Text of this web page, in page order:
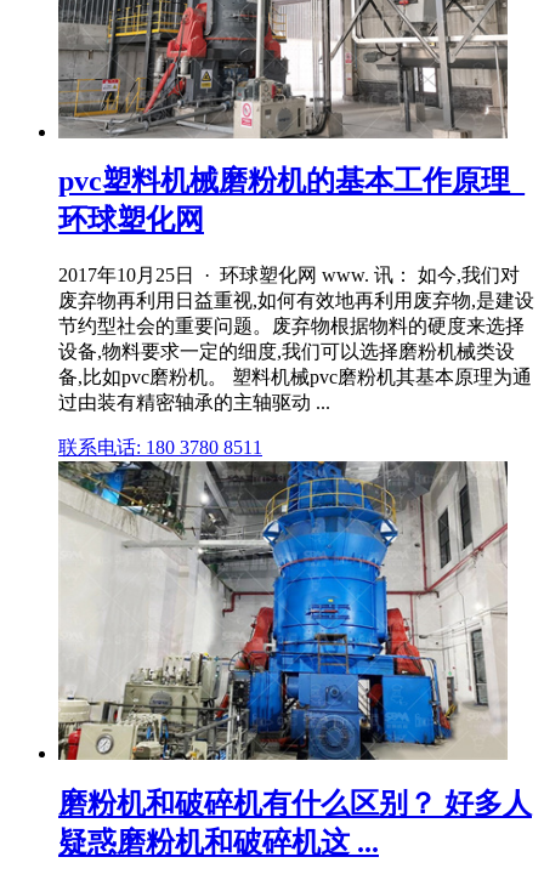
pvc塑料机械磨粉机的基本工作原理_
环球塑化网
2017年10月25日 · 环球塑化网 www. 讯： 如今,我们对
废弃物再利用日益重视,如何有效地再利用废弃物,是建设
节约型社会的重要问题。废弃物根据物料的硬度来选择
设备,物料要求一定的细度,我们可以选择磨粉机械类设
备,比如pvc磨粉机。 塑料机械pvc磨粉机其基本原理为通
过由装有精密轴承的主轴驱动 ...
联系电话: 180 3780 8511
磨粉机和破碎机有什么区别？ 好多人
疑惑磨粉机和破碎机这 ...